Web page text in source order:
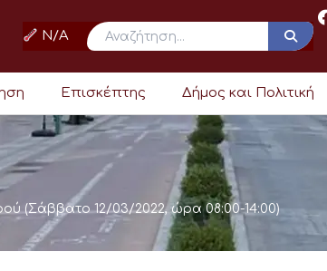
N/A
Επισκέπτης Δήμος και Πολιτική
(Σάββατο 12/03/2022, ώρα 08:00-14:00)